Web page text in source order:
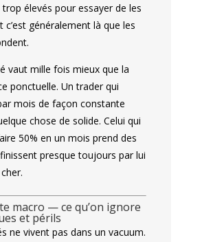
élevés pour essayer de les
c’est généralement là que les
vaut mille fois mieux que la
ponctuelle. Un trader qui
mois de façon constante
chose de solide. Celui qui
50% en un mois prend des
presque toujours par lui
macro — ce qu’on ignore
et périls
ne vivent pas dans un vacuum.